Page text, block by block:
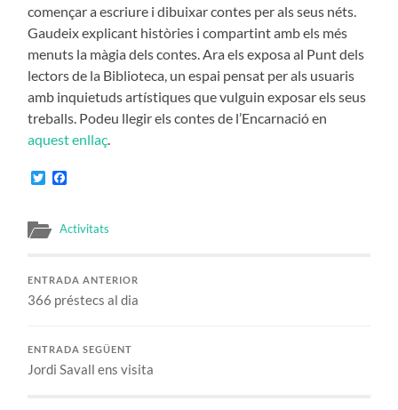
començar a escriure i dibuixar contes per als seus néts.
Gaudeix explicant històries i compartint amb els més
menuts la màgia dels contes. Ara els exposa al Punt dels
lectors de la Biblioteca, un espai pensat per als usuaris
amb inquietuds artístiques que vulguin exposar els seus
treballs. Podeu llegir els contes de l’Encarnació en
aquest enllaç.
Twitter
Activitats
ENTRADA ANTERIOR
366 préstecs al dia
ENTRADA SEGÜENT
Jordi Savall ens visita